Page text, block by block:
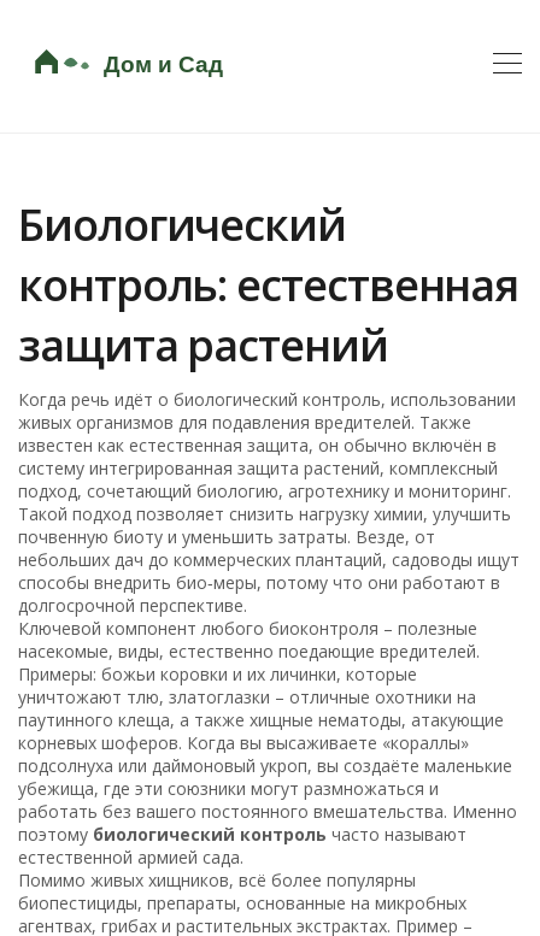
Биологический
контроль: естественная
защита растений
Когда речь идёт о биологический контроль,использовании
живых организмов для подавления вредителей. Также
известен как естественная защита, он обычно включён в
системуинтегрированная защита растений,комплексный
подход, сочетающий биологию, агротехнику и мониторинг.
Такой подход позволяет снизить нагрузку химии, улучшить
почвенную биоту и уменьшить затраты. Везде, от
небольших дач до коммерческих плантаций, садоводы ищут
способы внедрить био‑меры, потому что они работают в
долгосрочной перспективе.
Ключевой компонент любого биоконтроля –полезные
насекомые,виды, естественно поедающие вредителей.
Примеры: божьи коровки и их личинки, которые
уничтожают тлю, златоглазки – отличные охотники на
паутинного клеща, а также хищные нематоды, атакующие
корневых шоферов. Когда вы высаживаете «кораллы»
подсолнуха или даймоновый укроп, вы создаёте маленькие
убежища, где эти союзники могут размножаться и
работать без вашего постоянного вмешательства. Именно
поэтому биологический контроль часто называют
естественной армией сада.
Помимо живых хищников, всё более популярны
биопестициды,препараты, основанные на микробных
агентвах, грибах и растительных экстрактах. Пример –